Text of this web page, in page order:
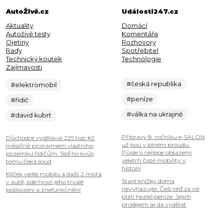
AutoŽivě.cz
Aktuality
Autoživě testy
Ojetiny
Rady
Technický koutek
Zajímavosti
#elektromobil
#řidič
#david kubrt
Důchodce vydělával 225 tisíc Kč
měsíčně pronájmem vlastního
pozemku řidičům. Teď ho kvůli
tomu čeká soud
Klíček vedle mobilu a další 2 místa
v autě, kde hrozí jeho trvalé
poškození a znefunkčnění
Události247.cz
Domácí
Komentáře
Rozhovory
Spotřebitel
Technologie
#česká republika
#peníze
#válka na ukrajině
Přípravy 8. ročníku e-SALON
už jsou v plném proudu.
Půjde o nejlépe obsazený
veletrh čisté mobility v
historii
Staré knížky doma
nevyhazujte. Češi teď za ně
platí hezké peníze. Jejich
prodejem se dá vydělat